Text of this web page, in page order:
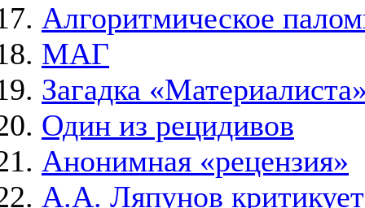
Алгоритмическое
МАГ
Загадка
Один из рецидивов
Анонимная «рецензия»
А.А. Ляпунов критикует